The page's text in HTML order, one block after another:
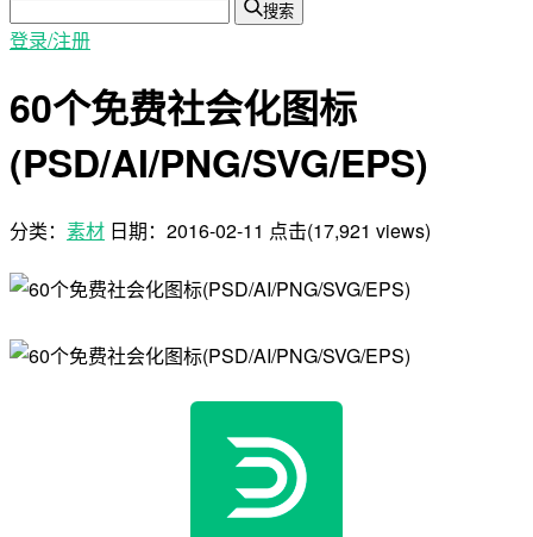
搜索
登录/注册
60个免费社会化图标
(PSD/AI/PNG/SVG/EPS)
分类： 素材 日期： 2016-02-11 点击(17,921 views)